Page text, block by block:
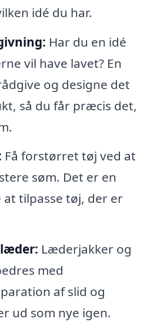
idé du har.
Har du en idé
vil have lavet? En
og designe det
så du får præcis det,
Få forstørret tøj ved at
søm. Det er en
at tilpasse tøj, der er
Læderjakker og
med
af slid og
ud som nye igen.